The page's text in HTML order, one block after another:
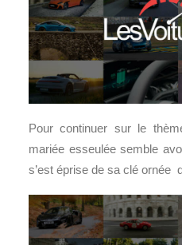
Pour continuer sur le
mariée esseulée semble
s’est éprise de sa clé ornée